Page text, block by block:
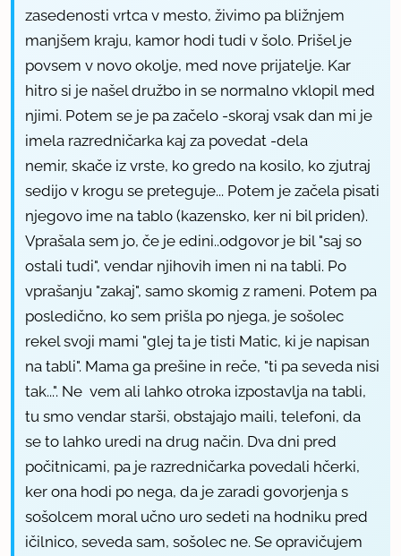
zasedenosti vrtca v mesto, živimo pa bližnjem
manjšem kraju, kamor hodi tudi v šolo. Prišel je
povsem v novo okolje, med nove prijatelje. Kar
hitro si je našel družbo in se normalno vklopil med
njimi. Potem se je pa začelo -skoraj vsak dan mi je
imela razredničarka kaj za povedat -dela
nemir, skače iz vrste, ko gredo na kosilo, ko zjutraj
sedijo v krogu se preteguje... Potem je začela pisati
njegovo ime na tablo (kazensko, ker ni bil priden).
Vprašala sem jo, če je edini..odgovor je bil "saj so
ostali tudi", vendar njihovih imen ni na tabli. Po
vprašanju "zakaj", samo skomig z rameni. Potem pa
posledično, ko sem prišla po njega, je sošolec
rekel svoji mami "glej ta je tisti Matic, ki je napisan
na tabli". Mama ga prešine in reče, "ti pa seveda nisi
tak...". Ne vem ali lahko otroka izpostavlja na tabli,
tu smo vendar starši, obstajajo maili, telefoni, da
se to lahko uredi na drug način. Dva dni pred
počitnicami, pa je razredničarka povedali hčerki,
ker ona hodi po nega, da je zaradi govorjenja s
sošolcem moral učno uro sedeti na hodniku pred
ičilnico, seveda sam, sošolec ne. Se opravičujem